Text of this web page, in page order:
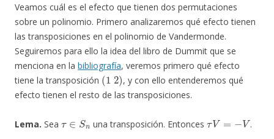
Veamos cuál es el efecto que tienen dos permutaciones
sobre un polinomio. Primero analizaremos qué efecto tienen
las transposiciones en el polinomio de Vandermonde.
Seguiremos para ello la idea del libro de Dummit que se
menciona en la bibliografía, veremos primero qué efecto
tiene la transposición
(12)
, y con ello entenderemos qué
efecto tienen el resto de las transposiciones.
Lema. Sea
n
una transposición. Entonces
V=
.